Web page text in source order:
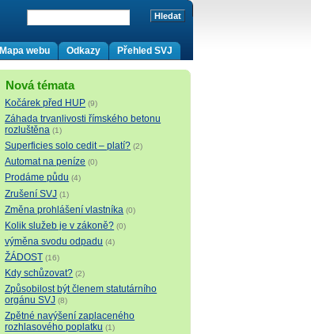
Přehled SVJ
Odkazy
Mapa webu
Nová témata
Kočárek před HUP (9)
Záhada trvanlivosti římského betonu
rozluštěna (1)
Superficies solo cedit – platí? (2)
Automat na peníze (0)
Prodáme půdu (4)
Zrušení SVJ (1)
Změna prohlášení vlastníka (0)
Kolik služeb je v zákoně? (0)
výměna svodu odpadu (4)
ŽÁDOST (16)
Kdy schůzovat? (2)
Způsobilost být členem statutárního
orgánu SVJ (8)
Zpětné navýšení zaplaceného
rozhlasového poplatku (1)